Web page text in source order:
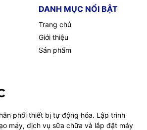
DANH MỤC NỔI BẬT
Trang chủ
Giới thiệu
Sản phẩm
phối thiết bị tự động hóa. Lập trình
máy, dịch vụ sữa chữa và lắp đặt máy